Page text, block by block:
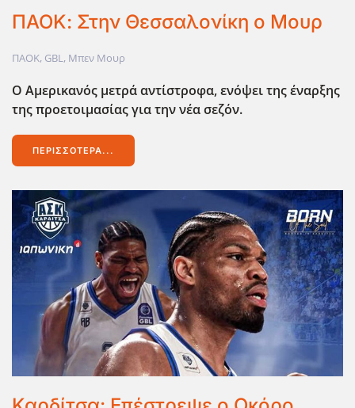
ΠΑΟΚ: Στην Θεσσαλονίκη ο Μουρ
ΠΑΟΚ, GBL , Μπεν Μουρ
Ο Αμερικανός μετρά αντίστροφα, ενόψει της έναρξης
της προετοιμασίας για την νέα σεζόν.
ΠΕΡΙΣΣΌΤΕΡΑ...